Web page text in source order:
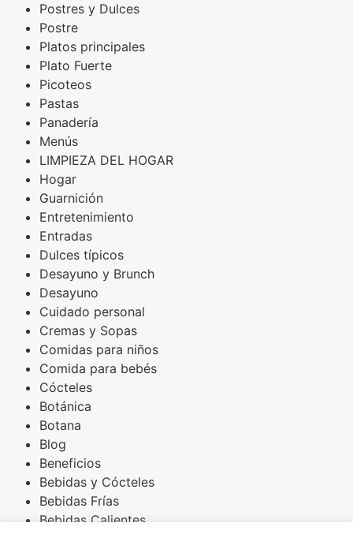
Postres y Dulces
Postre
Platos principales
Plato Fuerte
Picoteos
Pastas
Panadería
Menús
LIMPIEZA DEL HOGAR
Hogar
Guarnición
Entretenimiento
Entradas
Dulces típicos
Desayuno y Brunch
Desayuno
Cuidado personal
Cremas y Sopas
Comidas para niños
Comida para bebés
Cócteles
Botánica
Botana
Blog
Beneficios
Bebidas y Cócteles
Bebidas Frías
Bebidas Calientes